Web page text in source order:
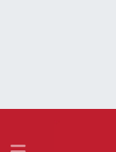
Namaz